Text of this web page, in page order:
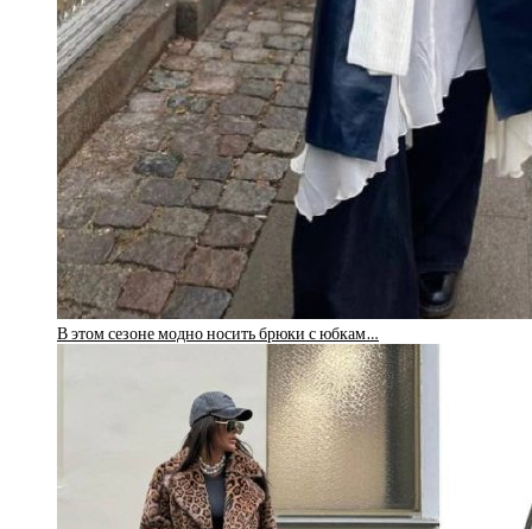
В этом сезоне модно носить брюки с юбкам…